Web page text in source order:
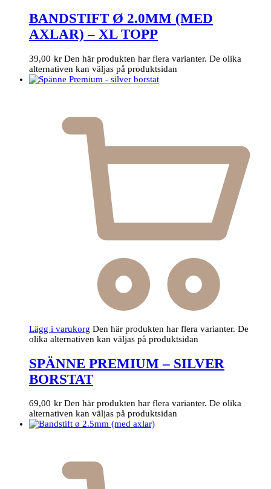
BANDSTIFT Ø 2.0MM (MED
AXLAR) – XL TOPP
39,00 kr Den här produkten har flera varianter. De olika
alternativen kan väljas på produktsidan
Lägg i varukorg Den här produkten har flera varianter. De
olika alternativen kan väljas på produktsidan
SPÄNNE PREMIUM – SILVER
BORSTAT
69,00 kr Den här produkten har flera varianter. De olika
alternativen kan väljas på produktsidan